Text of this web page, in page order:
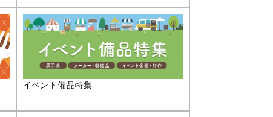
イベント備品特集